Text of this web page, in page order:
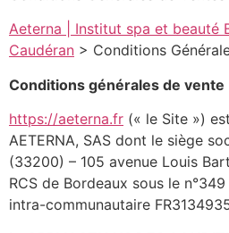
Aeterna | Institut spa et beauté
Caudéran > Conditions
Conditions générales de vente
https://aeterna.fr (« le Site »)
AETERNA, SAS dont le siège
(33200) – 105 avenue Louis
RCS de Bordeaux sous le
intra-communautaire